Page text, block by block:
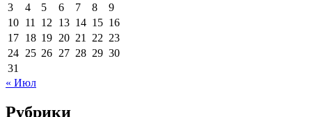
3
4 5 6 7 8
9
10 11 12 13 14 15 16
17 18 19 20 21 22 23
24 25 26 27 28 29 30
31
« Июл
Рубрики